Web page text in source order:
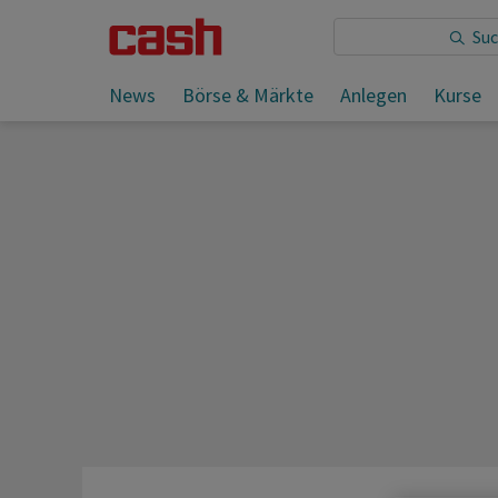
News Börse & Märkte Anlegen Kurse
Sie lesen: